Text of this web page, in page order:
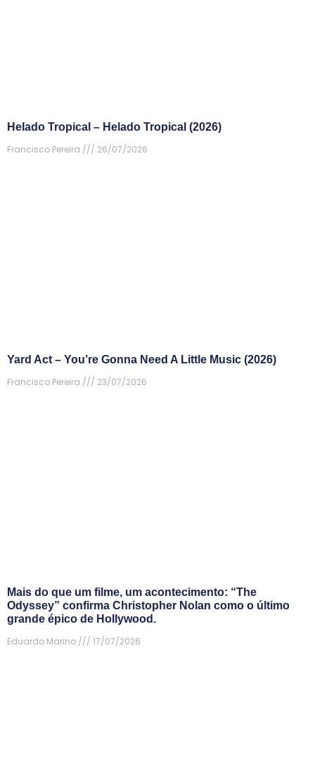
Helado Tropical – Helado Tropical (2026)
Francisco Pereira
26/07/2026
Yard Act – You’re Gonna Need A Little Music (2026)
Francisco Pereira
23/07/2026
Mais do que um filme, um acontecimento: “The
Odyssey” confirma Christopher Nolan como o último
grande épico de Hollywood.
Eduardo Marino
17/07/2026